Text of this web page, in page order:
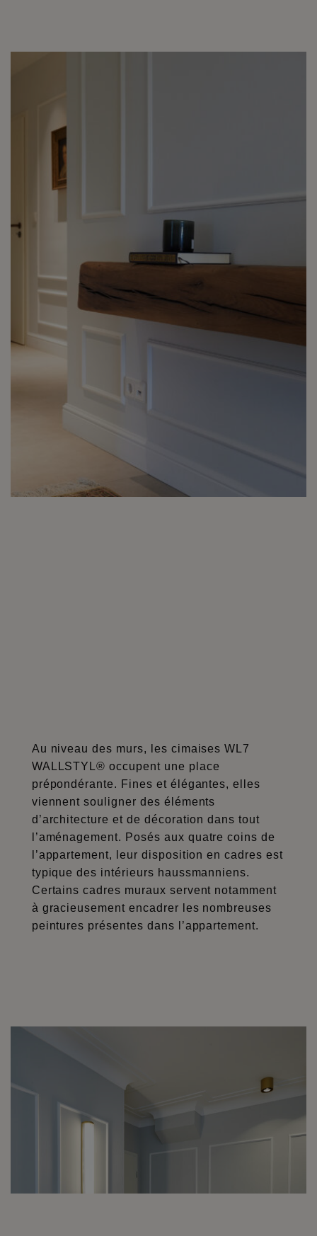
Au niveau des murs, les cimaises WL7
WALLSTYL® occupent une place
prépondérante. Fines et élégantes, elles
viennent souligner des éléments
d’architecture et de décoration dans tout
l’aménagement. Posés aux quatre coins de
l’appartement, leur disposition en cadres est
typique des intérieurs haussmanniens.
Certains cadres muraux servent notamment
à gracieusement encadrer les nombreuses
peintures présentes dans l’appartement.